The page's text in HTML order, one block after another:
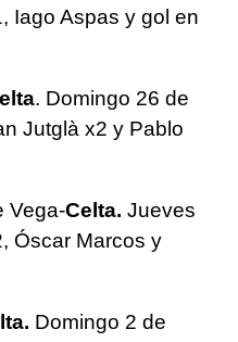
Iago Aspas y gol en
. Domingo 26 de
Jutglà x2 y Pablo
Vega-Celta. Jueves
Óscar Marcos y
Domingo 2 de